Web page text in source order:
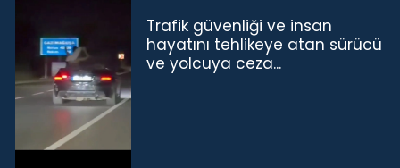
Trafik güvenliği ve insan
hayatını tehlikeye atan sürücü
ve yolcuya ceza...